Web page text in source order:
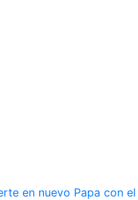
en nuevo Papa con